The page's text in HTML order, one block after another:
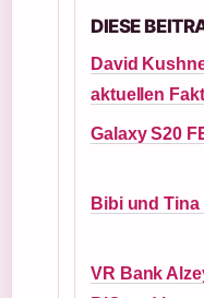
DIESE
David
aktuellen
Galaxy S20
Bibi und
VR Bank